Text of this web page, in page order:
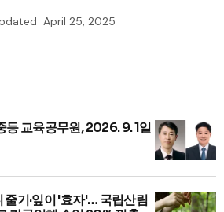
April 25, 2025
등 교육공무원, 2026. 9. 1일
줄기·잎이 '효자'… 국립산림